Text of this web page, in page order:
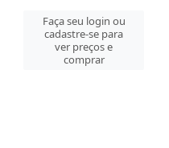
Faça seu login ou
cadastre-se para
ver preços e
comprar